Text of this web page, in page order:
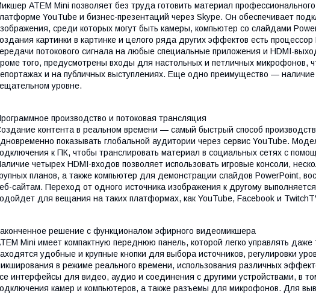
ATEM Mini позволяет без труда готовить материал
YouTube и бизнес-презентаций через Skype. Он обеспечивает
среди которых могут быть камеры, компьютер со слайдами
картинки в картинке и целого ряда других эффектов есть
потокового сигнала на любые специальные приложения и HDMI-
того, предусмотрены входы для настольных и петличных микрофонов,
и на публичных выступлениях. Еще одно преимущество —
уровне.
производство и потоковая трансляция
контента в реальном времени — самый быстрый способ
показывать глобальной аудитории через сервис YouTube.
к ПК, чтобы транслировать материал в социальных сетях с
четырех HDMI-входов позволяет использовать игровые консоли,
планов, а также компьютер для демонстрации слайдов PowerPoint,
сайтам. Переход от одного источника изображения к другому
для вещания на таких платформах, как YouTube, Facebook и
решение с функционалом эфирного видеомикшера
Mini имеет компактную переднюю панель, которой легко управлять
удобные и крупные кнопки для выбора источников, регулировки
в режиме реального времени, использования различных
интерфейсы для видео, аудио и соединения с другими устройствами, в
камер и компьютеров, а также разъемы для микрофонов. Для